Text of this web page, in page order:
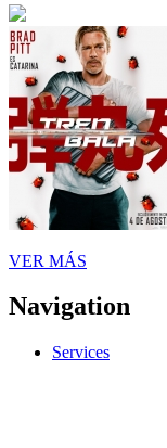
VER MÁS
Navigation
Services